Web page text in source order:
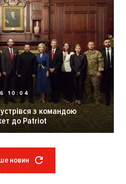
10:04
з командою
до Patriot
новин